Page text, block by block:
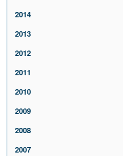
2014
2013
2012
2011
2010
2009
2008
2007